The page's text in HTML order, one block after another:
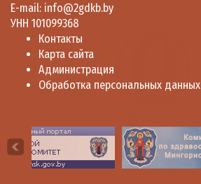
E-mail: info@2gdkb.by
УНН 101099368
Контакты
Карта сайта
Администрация
Обработка персональных данных